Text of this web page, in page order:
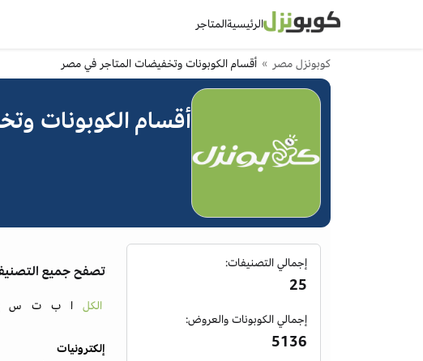
الرئيسيةالمتاجر
كوبونزل مصر أقسام الكوبونات وتخفيضات المتاجر في مصر
أقسام الكوبونات
إجمالي التصنيفات:
25
إجمالي الكوبونات والعروض:
5136
تصفح جميع
الكل ا ب ت س
إلكترونيات